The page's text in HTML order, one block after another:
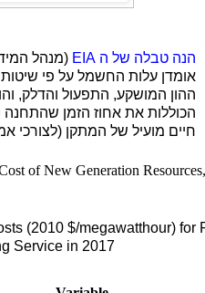
הנה טבלה של ה EIA (מנהל
אומדן עלות החשמל על פי
ההון המושקע, התפעול והדלק,
הכוללות את אחוז הזמן שהתחנה
חיים מועיל של המתקן (לצורכי
of New Generation
(2010 $/megawatthour) for
Service in 2017